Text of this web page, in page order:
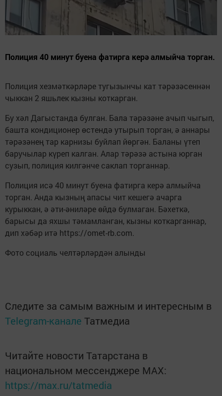
Полиция 40 минут буена фатирга керә алмыйча торган.
Полиция хезмәткәрләре тугызынчы кат тәрәзәсеннән
чыккан 2 яшьлек кызны коткарган.
Бу хәл Дагыстанда булган. Бала тәрәзәне ачып чыгып,
башта кондиционер өстендә утырып торган, ә аннары
тәрәзәнең тар карнизы буйлап йөргән. Баланы үтеп
баручылар күреп калган. Алар тәрәзә астына юрган
сузып, полиция килгәнче саклап торганнар.
Полиция исә 40 минут буена фатирга керә алмыйча
торган. Анда кызның апасы чит кешегә ачарга
курыккан, ә әти-әниләре өйдә булмаган. Бәхеткә,
барысы да яхшы тәмамланган, кызны коткарганнар,
дип хәбәр итә https://omet-rb.com.
Фото социаль челтәрләрдән алынды
Следите за самым важным и интересным в
Telegram-канале Татмедиа
Читайте новости Татарстана в
национальном мессенджере MАХ:
https://max.ru/tatmedia